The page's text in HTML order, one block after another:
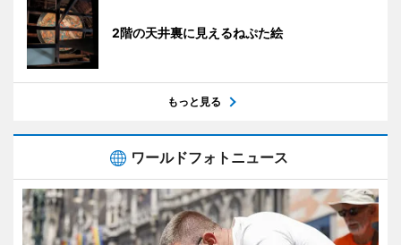
2階の天井裏に見えるねぷた絵
もっと見る
ワールドフォトニュース